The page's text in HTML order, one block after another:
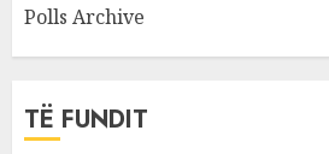
Polls Archive
TË FUNDIT